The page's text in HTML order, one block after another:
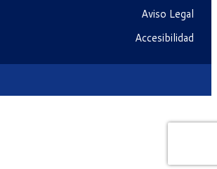
Aviso Legal
Accesibilidad